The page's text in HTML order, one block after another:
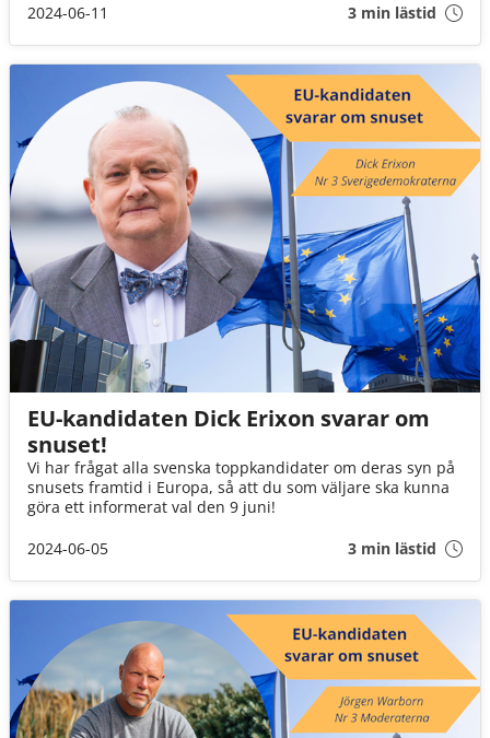
2024-06-11
3 min lästid
EU-kandidaten Dick Erixon svarar om
snuset!
Vi har frågat alla svenska toppkandidater om deras syn på
snusets framtid i Europa, så att du som väljare ska kunna
göra ett informerat val den 9 juni!
2024-06-05
3 min lästid